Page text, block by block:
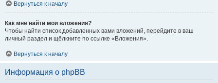
Вернуться к началу
Как мне найти мои вложения?
Чтобы найти список добавленных вами вложений, перейдите в ваш
личный раздел и щёлкните по ссылке «Вложения».
Вернуться к началу
Информация о phpBB